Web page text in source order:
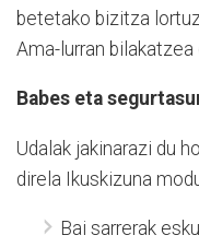
betetako bizitza
Ama-lurran bilakatzea
Babes eta
Udalak jakinarazi du
direla Ikuskizuna
Bai sarrerak